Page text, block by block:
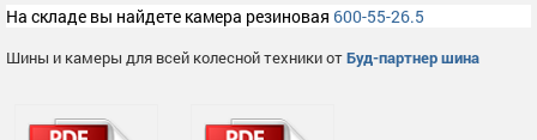
На складе вы найдете камера резиновая 600-55-26.5
Шины и камеры для всей колесной техники отБуд-партнер шина